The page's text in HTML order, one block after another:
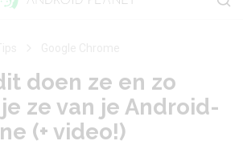
doen ze en zo
ze van je Android-
(+ video!)